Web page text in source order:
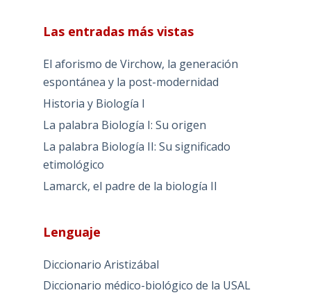
Las entradas más vistas
El aforismo de Virchow, la generación
espontánea y la post-modernidad
Historia y Biología I
La palabra Biología I: Su origen
La palabra Biología II: Su significado
etimológico
Lamarck, el padre de la biología II
Lenguaje
Diccionario Aristizábal
Diccionario médico-biológico de la USAL